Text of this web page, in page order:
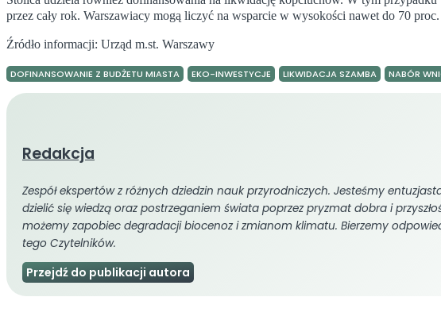
przez cały rok. Warszawiacy mogą liczyć na wsparcie w wysokości nawet do 70 proc.
Źródło informacji: Urząd m.st. Warszawy
DOFINANSOWANIE Z BUDŻETU MIASTA EKO-INWESTYCJE LIKWIDACJA SZAMBA NABÓR
Redakcja
Zespół ekspertów z różnych dziedzin nauk przyrodniczych. Jesteśmy
dzielić się wiedzą oraz postrzeganiem świata poprzez pryzmat dobra i
możemy zapobiec degradacji biocenoz i zmianom klimatu. Bierzemy
tego Czytelników.
Przejdź do publikacji autora